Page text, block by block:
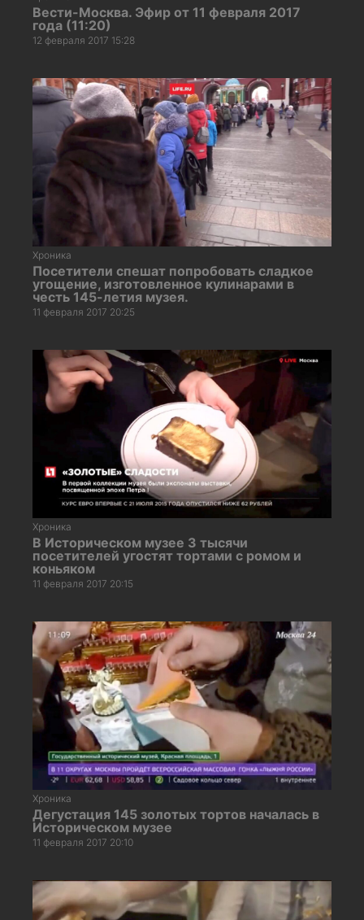
Вести-Москва. Эфир от 11 февраля 2017
года (11:20)
12 февраля 2017 15:28
Хроника
Посетители спешат попробовать сладкое
угощение, изготовленное кулинарами в
честь 145-летия музея.
11 февраля 2017 20:25
Хроника
В Историческом музее 3 тысячи
посетителей угостят тортами с ромом и
коньяком
11 февраля 2017 20:15
Хроника
Дегустация 145 золотых тортов началась в
Историческом музее
11 февраля 2017 20:10